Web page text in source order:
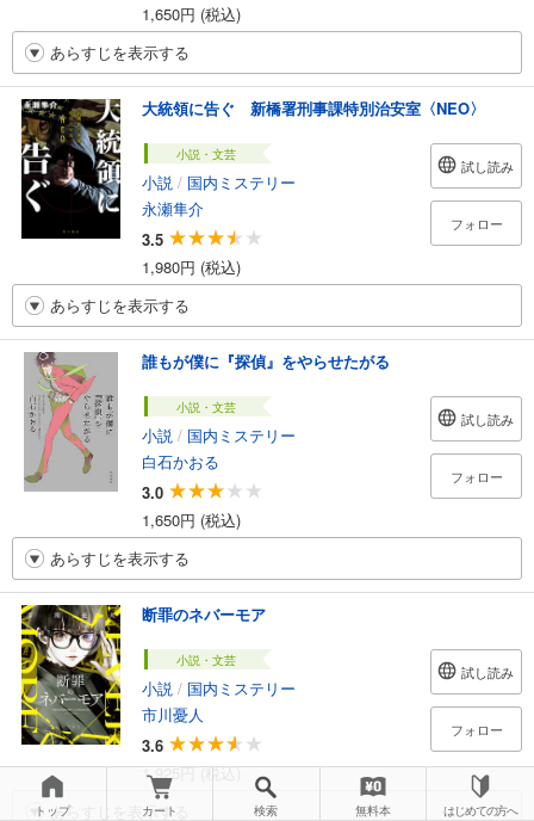
1,650円 (税込)
あらすじを表示する
大統領に告ぐ 新橋署刑事課特別治安室〈NEO〉
小説・文芸
小説 / 国内ミステリー
永瀬隼介
3.5
1,980円 (税込)
試し読み
フォロー
あらすじを表示する
誰もが僕に『探偵』をやらせたがる
小説・文芸
小説 / 国内ミステリー
白石かおる
3.0
1,650円 (税込)
試し読み
フォロー
あらすじを表示する
断罪のネバーモア
小説・文芸
小説 / 国内ミステリー
市川憂人
3.6
1,925円 (税込)
試し読み
フォロー
あらすじを表示する
トップ カート 検索 無料本 はじめての方へ